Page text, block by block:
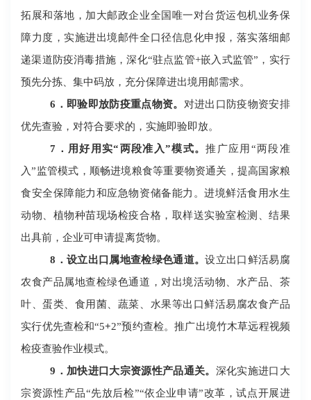
拓展和落地，加大邮政企业全国唯一对台货运包机业务保
障力度，实施进出境邮件全口径信息化申报，落实落细邮
递渠道防疫消毒措施，深化“驻点监管+嵌入式监管”，实行
预先分拣、集中码放，充分保障进出境用邮需求。
6 ．即验即放防疫重点物资。 对进出口防疫物资安排
优先查验，对符合要求的，实施即验即放。
7 ．用好用实“两段准入”模式。推广应用“两段准
入”监管模式，顺畅进境粮食等重要物资通关，提高国家粮
食安全保障能力和应急物资储备能力。进境鲜活食用水生
动物、植物种苗现场检疫合格，取样送实验室检测、结果
出具前，企业可申请提离货物。
8 ．设立出口属地查检绿色通道。设立出口鲜活易腐
农食产品属地查检绿色通道，对出境活动物、水产品、茶
叶、蛋类、食用菌、蔬菜、水果等出口鲜活易腐农食产品
实行优先查检和“5+2”预约查检。推广出境竹木草远程视频
检疫查验作业模式。
9 ．加快进口大宗资源性产品通关。 深化实施进口大
宗资源性产品“先放后检”“依企业申请”改革，试点开展进